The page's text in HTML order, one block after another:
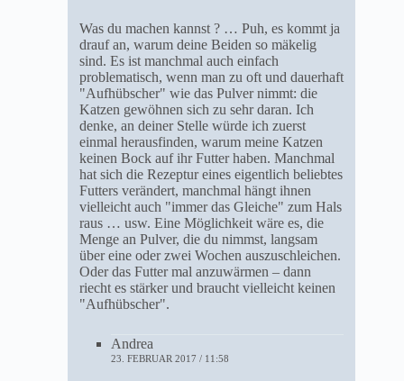
Was du machen kannst ? … Puh, es kommt ja
drauf an, warum deine Beiden so mäkelig
sind. Es ist manchmal auch einfach
problematisch, wenn man zu oft und dauerhaft
"Aufhübscher" wie das Pulver nimmt: die
Katzen gewöhnen sich zu sehr daran. Ich
denke, an deiner Stelle würde ich zuerst
einmal herausfinden, warum meine Katzen
keinen Bock auf ihr Futter haben. Manchmal
hat sich die Rezeptur eines eigentlich beliebtes
Futters verändert, manchmal hängt ihnen
vielleicht auch "immer das Gleiche" zum Hals
raus … usw. Eine Möglichkeit wäre es, die
Menge an Pulver, die du nimmst, langsam
über eine oder zwei Wochen auszuschleichen.
Oder das Futter mal anzuwärmen – dann
riecht es stärker und braucht vielleicht keinen
"Aufhübscher".
Andrea
23. FEBRUAR 2017 / 11:58